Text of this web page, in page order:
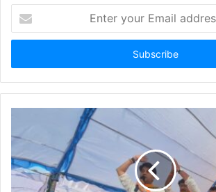
your
Email